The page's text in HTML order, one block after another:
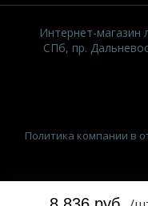
Интернет-магазин
СПб, пр.
Политика компании в